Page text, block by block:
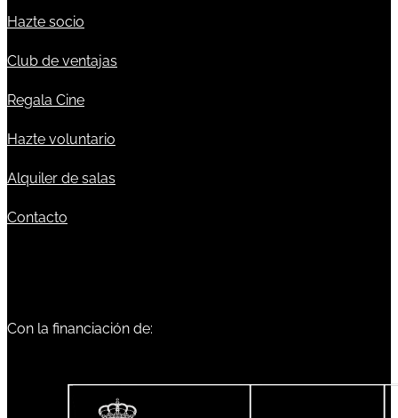
Hazte socio
Club de ventajas
Regala Cine
Hazte voluntario
Alquiler de salas
Contacto
Con la financiación de: